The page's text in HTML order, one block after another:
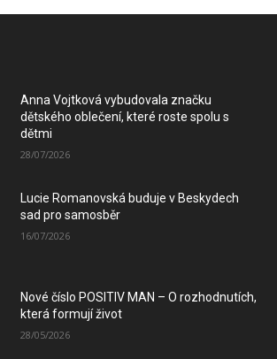
Anna Vojtková vybudovala značku
dětského oblečení, které roste spolu s
dětmi
28/07/2026
Lucie Romanovská buduje v Beskydech
sad pro samosběr
16/07/2026
Nové číslo POSITIV MAN – O rozhodnutích,
která formují život
28/05/2026